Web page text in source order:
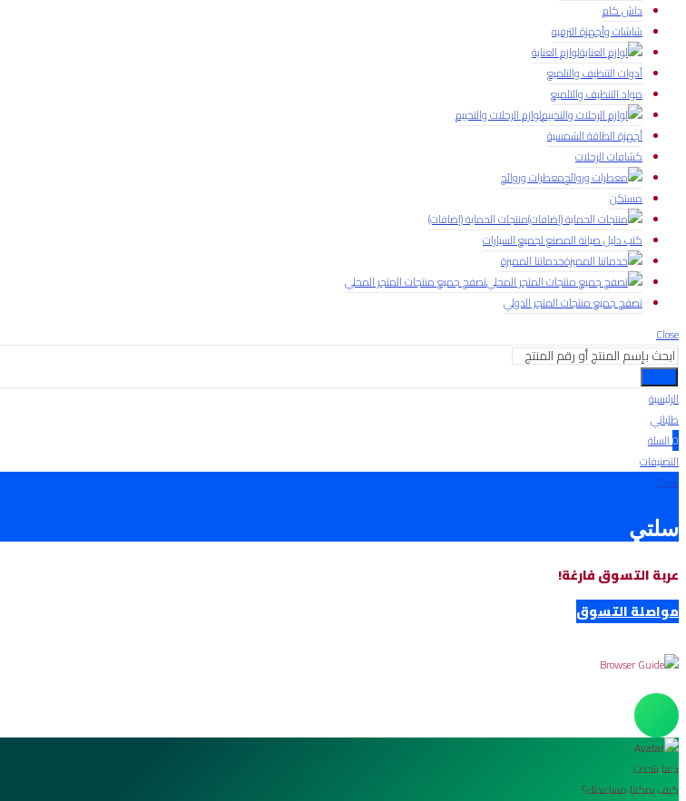
داش كام
شاشات وأجهزة الترفيه
لوازم العناية
أدوات التنظيف والتلميع
مواد التنظيف والتلميع
لوازم الرحلات والتخييم
أجهزة الطاقة الشمسية
كشافات الرحلات
معطرات وروائح
مستكن
منتجات الحماية (إضافات)
كتب دليل صيانة المصنع لجميع السيارات
خدماتنا المميزة
تصفح جميع منتجات المتجر المحلي
تصفح جميع منتجات المتجر الدولي
Close
الرئيسية
طلباتي
0السلة
التصنيفات
Close
سلتي
عربة التسوق فارغة!
مواصلة التسوق
دعنا نتحدث
كيف يمكننا مساعدتك؟